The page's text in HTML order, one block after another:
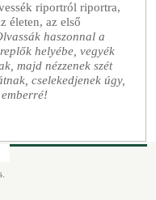
riportról riportra,
életen, az első
haszonnal a
helyébe, vegyék
majd nézzenek szét
cselekedjenek úgy,